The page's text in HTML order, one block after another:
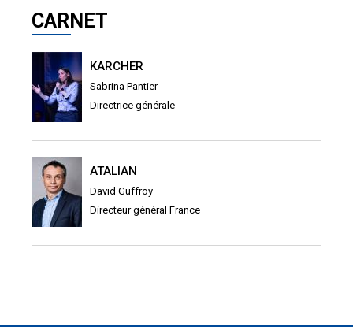
CARNET
KARCHER
Sabrina Pantier
Directrice générale
ATALIAN
David Guffroy
Directeur général France